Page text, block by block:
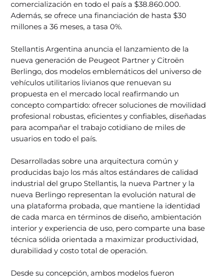
comercialización en todo el país a $38.860.000.
Además, se ofrece una financiación de hasta $30
millones a 36 meses, a tasa 0%.
Stellantis Argentina anuncia el lanzamiento de la
nueva generación de Peugeot Partner y Citroën
Berlingo, dos modelos emblemáticos del universo de
vehículos utilitarios livianos que renuevan su
propuesta en el mercado local reafirmando un
concepto compartido: ofrecer soluciones de movilidad
profesional robustas, eficientes y confiables, diseñadas
para acompañar el trabajo cotidiano de miles de
usuarios en todo el país.
Desarrolladas sobre una arquitectura común y
producidas bajo los más altos estándares de calidad
industrial del grupo Stellantis, la nueva Partner y la
nueva Berlingo representan la evolución natural de
una plataforma probada, que mantiene la identidad
de cada marca en términos de diseño, ambientación
interior y experiencia de uso, pero comparte una base
técnica sólida orientada a maximizar productividad,
durabilidad y costo total de operación.
Desde su concepción, ambos modelos fueron